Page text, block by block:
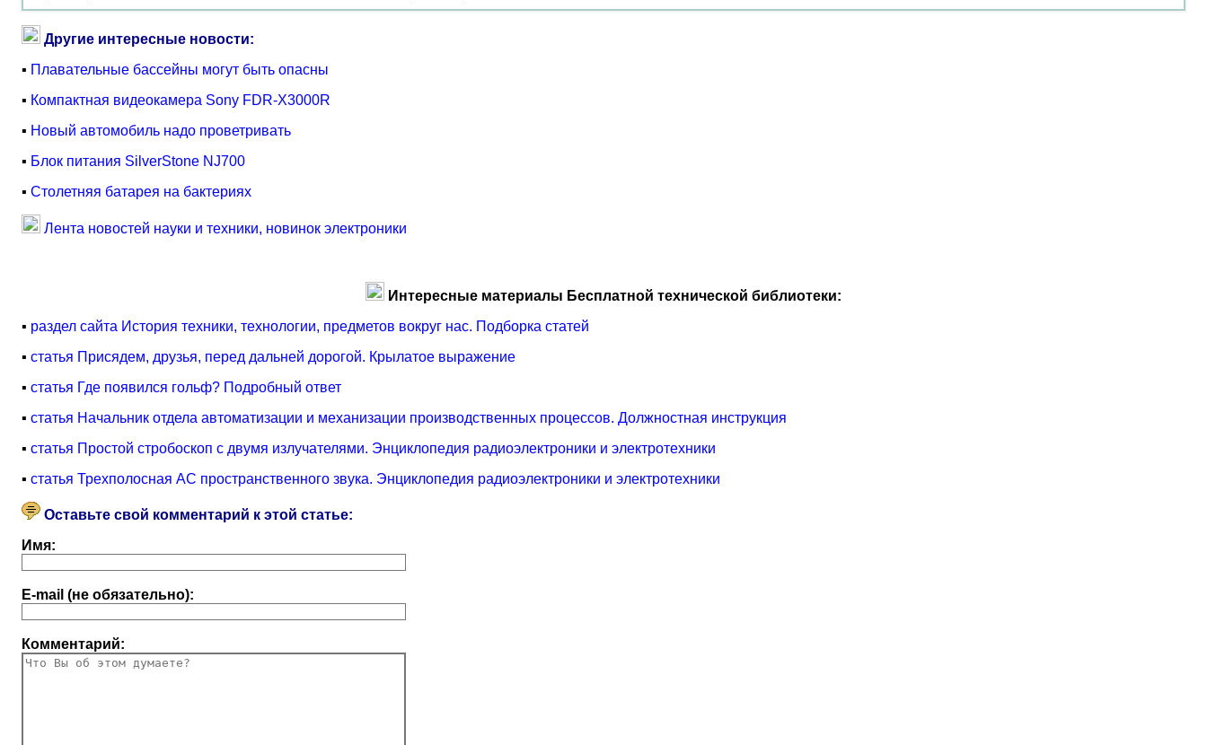
Другие интересные новости:
▪ Плавательные бассейны могут быть опасны
▪ Компактная видеокамера Sony FDR-X3000R
▪ Новый автомобиль надо проветривать
▪ Блок питания SilverStone NJ700
▪ Столетняя батарея на бактериях
Лента новостей науки и техники, новинок электроники
Интересные материалы Бесплатной технической библиотеки:
▪ раздел сайта История техники, технологии, предметов вокруг нас. Подборка статей
▪ статья Присядем, друзья, перед дальней дорогой. Крылатое выражение
▪ статья Где появился гольф? Подробный ответ
▪ статья Начальник отдела автоматизации и механизации производственных процессов. Должностная инструкция
▪ статья Простой стробоскоп с двумя излучателями. Энциклопедия радиоэлектроники и электротехники
▪ статья Трехполосная АС пространственного звука. Энциклопедия радиоэлектроники и электротехники
Оставьте свой комментарий к этой статье:
Имя:
E-mail (не обязательно):
Комментарий: